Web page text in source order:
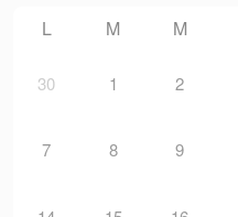
L M M
30 1 2
7 8 9